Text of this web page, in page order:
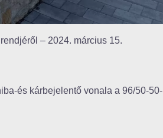
– 2024. március 15.
és kárbejelentő vonala a 96/50-50-